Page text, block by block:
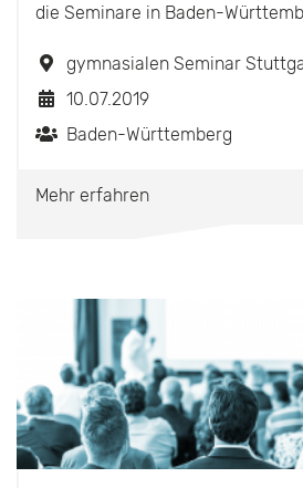
die Seminare in Baden-
gymnasialen Seminar Stuttgart (Hospitalstraße
10.07.2019
Baden-Württemberg
Mehr erfahren